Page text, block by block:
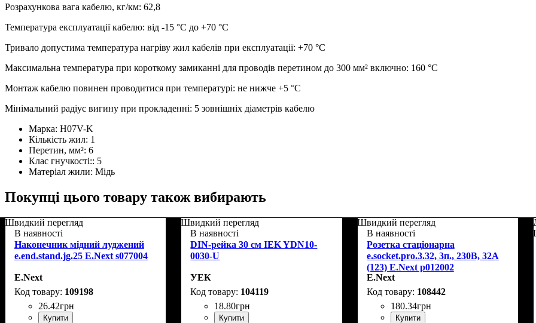
Розрахункова вага кабелю, кг/км: 62,8
Температура експлуатації кабелю: від -15 °С до +70 °С
Тривало допустима температура нагріву жил кабелів при експлуатації: +70 °С
Максимальна температура при короткому замиканні для проводів перетином до 300 мм² включно: 160 °С
Монтаж кабелю повинен проводитися при температурі: не нижче +5 °С
Мінімальний радіус вигину при прокладенні: 5 зовнішніх діаметрів кабелю
Марка: H07V-K
Кількість жил: 1
Перетин, мм²: 6
Клас гнучкості:: 5
Матеріал жили: Мідь
Покупці цього товару також вибирають
Швидкий перегляд
В наявності
Наконечник мідний луджений
e.end.stand.jg.25 E.Next s077004
E.Next
109198
26.42грн
Купити
Швидкий перегляд
В наявності
DIN-рейка 30 см IEK YDN10-
0030-U
УЕК
104119
18.80грн
Купити
Швидкий перегляд
В наявності
Розетка стаціонарна
e.socket.pro.3.32, 3п., 230В, 32А
(123) E.Next p012002
E.Next
108442
180.34грн
Купити